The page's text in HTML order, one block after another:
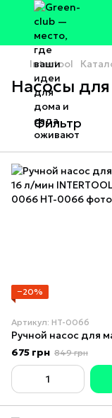
Intertool
Насосы
Фильтр
−20%
Артикул: HT-0066
675 грн 849 грн